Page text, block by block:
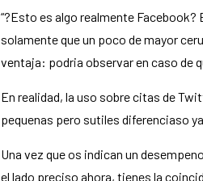
“?Esto es algo realmente
solamente que un poco de mayor
ventaja: podria observar en caso de
En realidad, la uso sobre citas de
pequenas pero sutiles diferenciaso
Una vez que os indican un
el lado preciso ahora, tienes la